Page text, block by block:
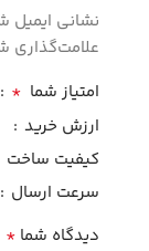
نشانی ایمیل
علامت‌گذاری
امتیاز شما *
ارزش خرید
کیفیت ساخت
سرعت ارسال
دیدگاه شما *